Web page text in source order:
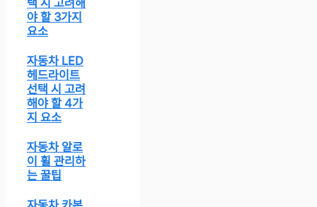
택 시 고려해
야 할 3가지
요소
자동차 LED
헤드라이트
선택 시 고려
해야 할 4가
지 요소
자동차 알로
이 휠 관리하
는 꿀팁